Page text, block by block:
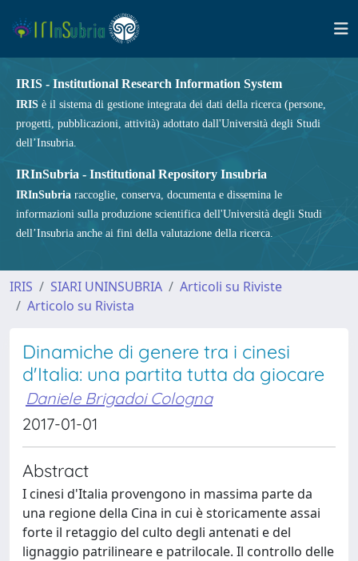
IRIS - Institutional Research Information System
IRIS è il sistema di gestione integrata dei dati della ricerca (persone,
progetti, pubblicazioni, attività) adottato dall'Università degli Studi
dell’Insubria.
IRInSubria - Institutional Repository Insubria
IRInSubria raccoglie, conserva, documenta e dissemina le
informazioni sulla produzione scientifica dell'Università degli Studi
dell’Insubria anche ai fini della valutazione della ricerca.
IRIS SIARI UNINSUBRIA
Articoli su Riviste
Articolo su Rivista
Dinamiche di genere tra i cinesi
d'Italia: una partita tutta da giocare
Daniele Brigadoi Cologna
2017-01-01
Abstract
I cinesi d'Italia provengono in massima parte da
una regione della Cina in cui è storicamente assai
forte il retaggio del culto degli antenati e del
lignaggio patrilineare e patrilocale. Il controllo delle